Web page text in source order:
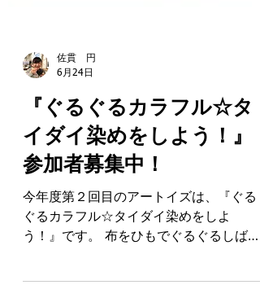
佐貫 円
6月24日
『ぐるぐるカラフル☆タ
イダイ染めをしよう！』
参加者募集中！